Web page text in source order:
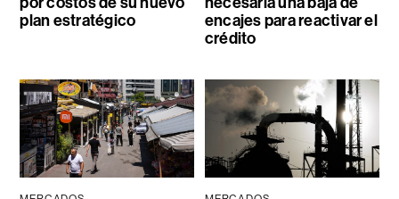
plan estratégico
encajes para reactivar el
crédito